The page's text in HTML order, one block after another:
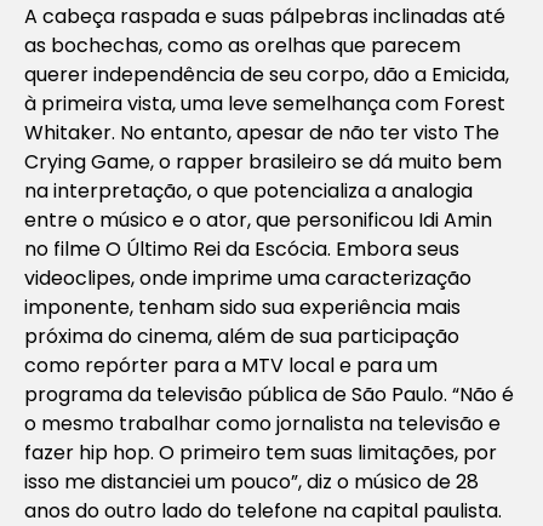
A cabeça raspada e suas pálpebras inclinadas até
as bochechas, como as orelhas que parecem
querer independência de seu corpo, dão a Emicida,
à primeira vista, uma leve semelhança com Forest
Whitaker. No entanto, apesar de não ter visto The
Crying Game, o rapper brasileiro se dá muito bem
na interpretação, o que potencializa a analogia
entre o músico e o ator, que personificou Idi Amin
no filmeO Último Rei da Escócia. Embora seus
videoclipes, onde imprime uma caracterização
imponente, tenham sido sua experiência mais
próxima do cinema, além de sua participação
como repórter para a MTV local e para um
programa da televisão pública de São Paulo. “Não é
o mesmo trabalhar como jornalista na televisão e
fazer hip hop. O primeiro tem suas limitações, por
isso me distanciei um pouco”, diz o músico de 28
anos do outro lado do telefone na capital paulista.